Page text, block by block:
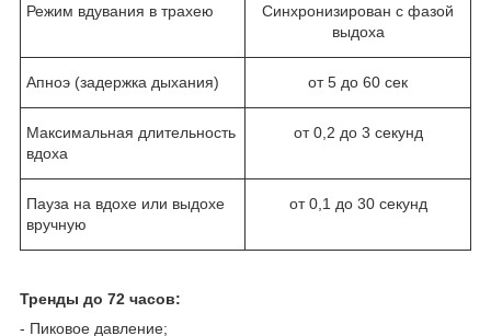
Режим вдувания в трахею
Синхронизирован с фазой
выдоха
Апноэ (задержка дыхания) от 5 до 60 сек
Максимальная длительность
вдоха
от 0,2 до 3 секунд
Пауза на вдохе или выдохе
вручную
от 0,1 до 30 секунд
Тренды до 72 часов:
- Пиковое давление;